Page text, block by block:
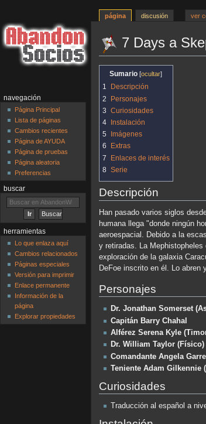
7 Days a
la
navegación
la
búsqueda
Sumario
1
Descripción
2
Personajes
3 Curiosidades
4
Instalación
5
Imágenes
6
Extras
7
Enlaces de interés
8 Serie
Descripción
Han pasado varios siglos
humana llega "donde ningún
aeroespacial. Debido a la
y retiradas. La
exploración de la galaxia
DeFoe inscrito en él. Lo abren
Personajes
Dr. Jonathan Somerset
Capitán Barry Chahal
Alférez Serena Kyle
Dr. William Taylor (Físico)
Comandante Angela
Teniente Adam Gilkennie
Curiosidades
Traducción al español a
página discusión ver
navegación
Página Principal
Lista de páginas
Cambios recientes
Página de AYUDA
Página de pruebas
Página aleatoria
Preferencias
buscar
herramientas
Lo que enlaza aquí
Cambios relacionados
Páginas especiales
Versión para imprimir
Enlace permanente
Información de la
página
Explorar propiedades